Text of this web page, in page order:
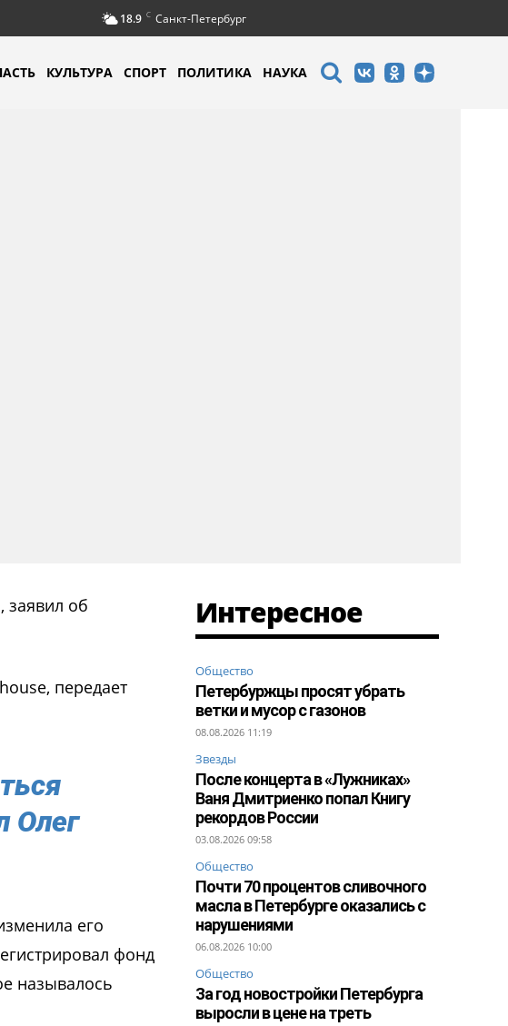
18.9 C Санкт-Петербург
КУЛЬТУРА СПОРТ ПОЛИТИКА НАУКА
заявил об
передает
Олег
его
фонд
называлось
Интересное
Общество
Петербуржцы просят убрать
ветки и мусор с газонов
08.08.2026 11:19
Звезды
После концерта в «Лужниках»
Ваня Дмитриенко попал Книгу
рекордов России
03.08.2026 09:58
Общество
Почти 70 процентов сливочного
масла в Петербурге оказались с
нарушениями
06.08.2026 10:00
Общество
За год новостройки Петербурга
выросли в цене на треть